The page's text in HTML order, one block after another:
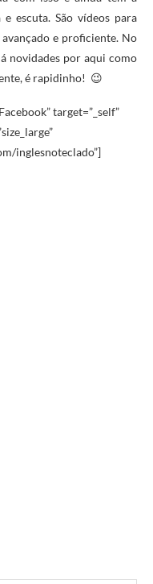
escuta. São vídeos para
e proficiente. No
novidades por aqui como
é rapidinho! 😉
target=”_self”
inglesnoteclado”]